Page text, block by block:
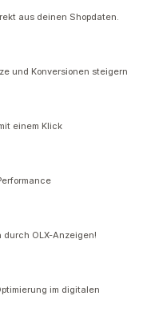
aus deinen Shopdaten.
und Konversionen steigern
einem Klick
durch OLX-Anzeigen!
im digitalen